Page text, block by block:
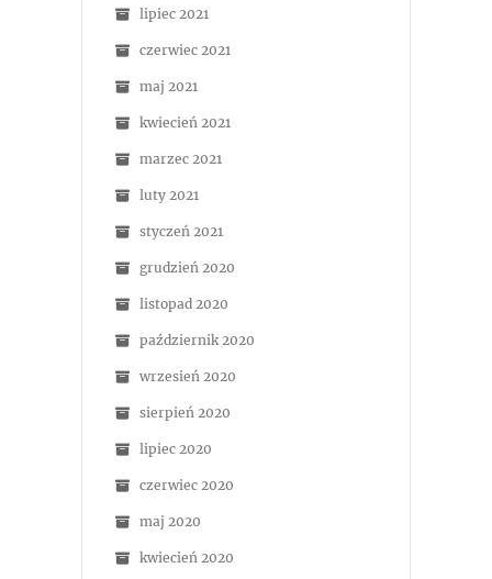
lipiec 2021
czerwiec 2021
maj 2021
kwiecień 2021
marzec 2021
luty 2021
styczeń 2021
grudzień 2020
listopad 2020
październik 2020
wrzesień 2020
sierpień 2020
lipiec 2020
czerwiec 2020
maj 2020
kwiecień 2020